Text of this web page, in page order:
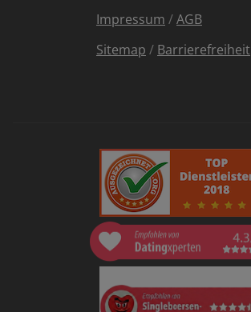
Impressum /AGB
Sitemap / Barrierefreiheit